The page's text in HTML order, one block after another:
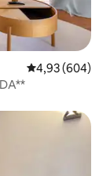
Prosečna
4,93 (604)